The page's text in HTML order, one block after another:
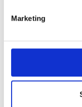
personaliseren, om
en om ons
partners voor social
partners kunnen
Marketing